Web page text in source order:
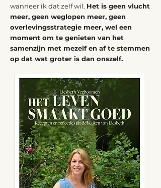
wanneer ik dat zelf wil. Het is geen vlucht
meer, geen weglopen meer, geen
overlevingsstrategie meer, wel een
moment om te genieten van het
samenzijn met mezelf en af te stemmen
op dat wat groter is dan onszelf.